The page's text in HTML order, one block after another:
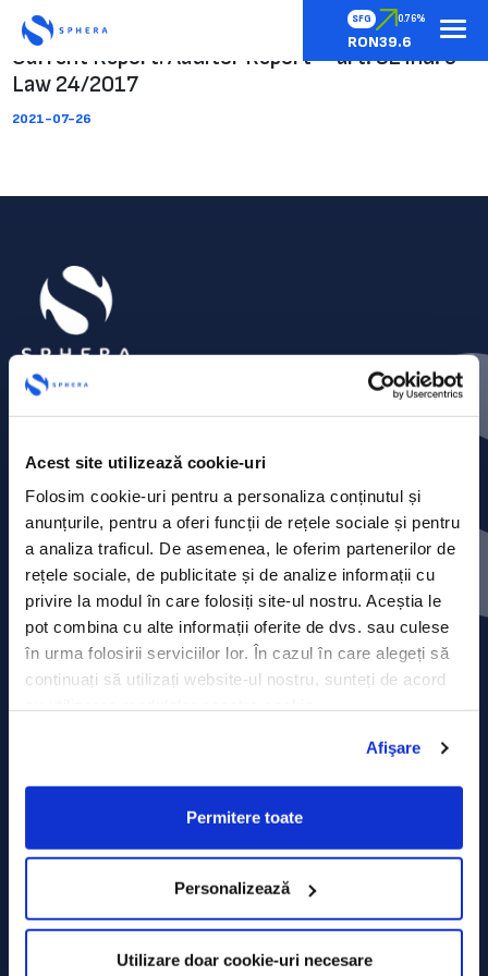
Acest site utilizează cookie-uri
Folosim cookie-uri pentru a personaliza conținutul și
anunțurile, pentru a oferi funcții de rețele sociale și pentru
a analiza traficul. De asemenea, le oferim partenerilor de
rețele sociale, de publicitate și de analize informații cu
privire la modul în care folosiți site-ul nostru. Aceștia le
pot combina cu alte informații oferite de dvs. sau culese
în urma folosirii serviciilor lor. În cazul în care alegeți să
continuați să utilizați website-ul nostru, sunteți de acord
Afişare
Permitere toate
Personalizează
Utilizare doar cookie-uri necesare
SFG 0.76%
RON39.6
Current Report: Auditor Report – art. 92 ind. 3
Law 24/2017
2021-07-26
Press releases
Privacy Policy
Contact
Data Processing policy
Cookie policy